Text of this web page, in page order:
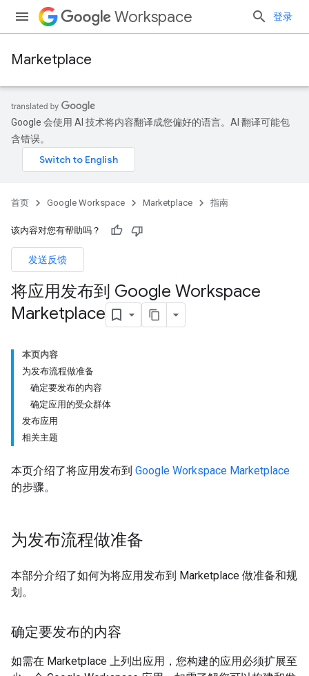
Workspace 登录
Marketplace
Google 会使用 AI 技术将内容翻译成您偏好的语言。AI 翻译可能包
含错误。
首页 Google Workspace Marketplace 指南
该内容对您有帮助吗？
发送反馈
将应用发布到 Google Workspace
Marketplace
本页内容
为发布流程做准备
确定要发布的内容
确定应用的受众群体
发布应用
相关主题
本页介绍了将应用发布到 Google Workspace Marketplace
的步骤。
为发布流程做准备
本部分介绍了如何为将应用发布到 Marketplace 做准备和规
划。
确定要发布的内容
如需在 Marketplace 上列出应用，您构建的应用必须扩展至